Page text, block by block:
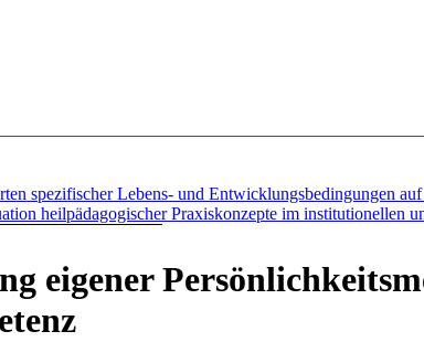
spezifischer Lebens- und Entwicklungsbedingungen
heilpädagogischer Praxiskonzepte im institutionellen
eigener